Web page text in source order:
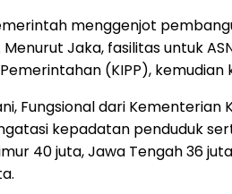
menggenjot
Jaka, fasilitas untuk
(KIPP),
Fungsional dari
kepadatan penduduk
40 juta, Jawa Tengah 36